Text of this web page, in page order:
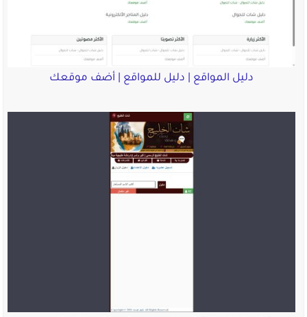
دليل المواقع | دليل للمواقع | أضف موقعك